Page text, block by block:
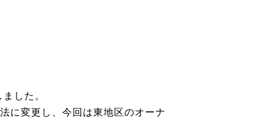
した。
に変更し、今回は東地区のオーナ